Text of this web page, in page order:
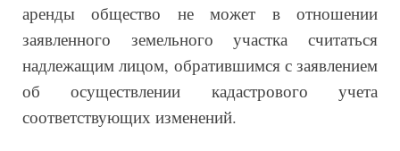
аренды общество не может в отношении
заявленного земельного участка считаться
надлежащим лицом, обратившимся с заявлением
об осуществлении кадастрового учета
соответствующих изменений.